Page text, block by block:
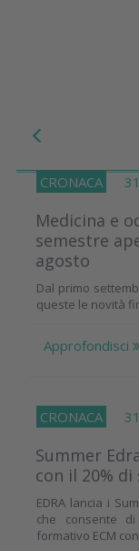
CRONACA 31
Medicina e
semestre
agosto
Dal primo
queste le novità
Approfondisci
CRONACA 31
Summer
con il 20%
EDRA lancia i
che consente
formativo ECM